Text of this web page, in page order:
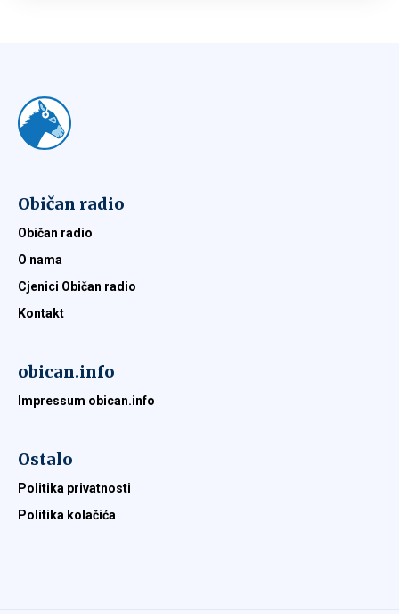
Običan radio
Običan radio
O nama
Cjenici Običan radio
Kontakt
obican.info
Impressum obican.info
Ostalo
Politika privatnosti
Politika kolačića